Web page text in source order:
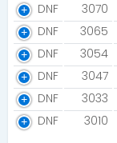
DNF
3070
DNF
3065
DNF
3054
DNF
3047
DNF
3033
DNF
3010